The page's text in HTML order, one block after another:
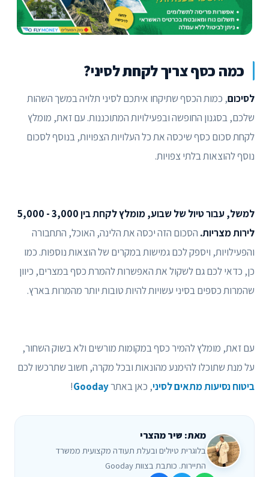
כמה כסף צריך לקחת לסיני?
לסיכום, כמות הכסף שתיקחו איתכם לסיני תלויה במשך השהות
שלכם, בסגנון החופשה ובפעילויות המתוכננות. עם זאת, מומלץ
לקחת סכום כסף שיכסה את כל העלויות הצפויות, בנוסף לסכום
נוסף להוצאות בלתי צפויות.
למשל, עבור טיול של שבוע, מומלץ לקחת בין 3,000 - 5,000
לירות מצריות. הסכום הזה יכסה את הלינה, האוכל, התחבורה
והפעילויות, ויספק לכם גמישות במקרים של הוצאות נוספות. כמו
כן, כדאי לכם גם לשקול את האפשרות להמרת כסף במצרים, כיוון
שהמרות כספים בסיני עשויות להיות טובות יותר מהמרות בארץ.
עם זאת, מומלץ להמיר כסף במקומות מורשים ולא בשוק השחור,
על מנת שתוכלו להימנע מהונאות ובכל מקרה, חשוב שתרכשו לכם
ביטוח נסיעות מתאים לסיני, כאן באתרGooday
!
מאת: שיר מהצרי
בלוגרית טיולים ובעלת תעודה מקצועית ממשרד
התיירות. כותבת בצוות Gooday